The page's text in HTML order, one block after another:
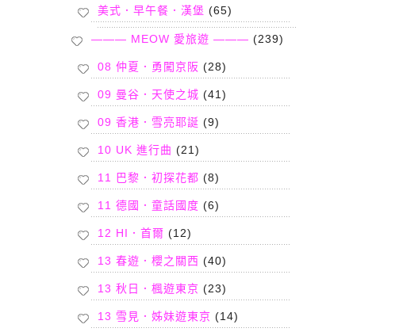
美式．早午餐．漢堡 (65)
——— MEOW 愛旅遊 ——— (239)
08 仲夏．勇闖京阪 (28)
09 曼谷．天使之城 (41)
09 香港．雪亮耶誕 (9)
10 UK 進行曲 (21)
11 巴黎．初探花都 (8)
11 德國．童話國度 (6)
12 HI．首爾 (12)
13 春遊．櫻之關西 (40)
13 秋日．楓遊東京 (23)
13 雪見．姊妹遊東京 (14)